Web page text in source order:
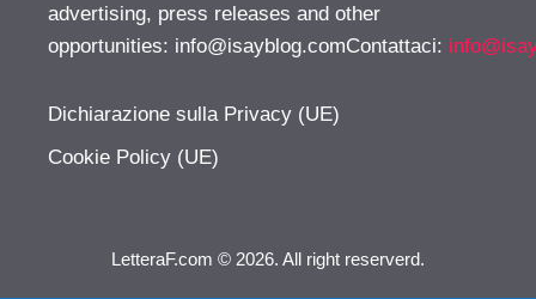
advertising, press releases and other
opportunities: info@isayblog.comContattaci:
Dichiarazione sulla Privacy (UE)
Cookie Policy (UE)
LetteraF.com © 2026. All right reserverd.